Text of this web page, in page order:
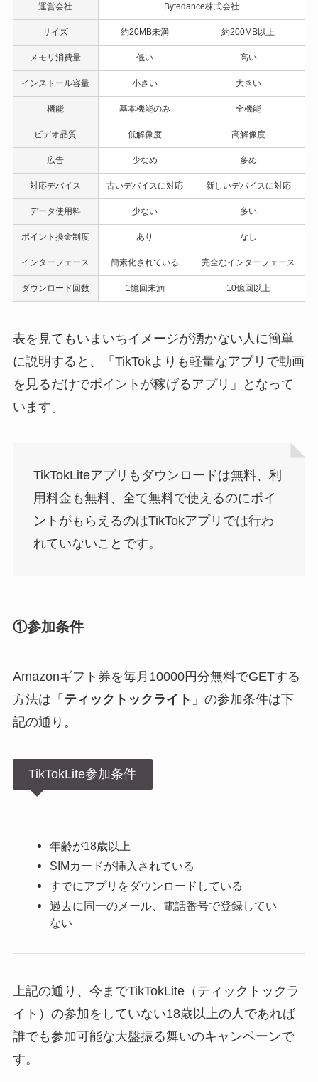
運営会社 Bytedance株式会社
サイズ 約20MB未満 約200MB以上
メモリ消費量 低い 高い
インストール容量 小さい 大きい
機能 基本機能のみ 全機能
ビデオ品質 低解像度 高解像度
広告 少なめ 多め
対応デバイス 古いデバイスに対応 新しいデバイスに対応
データ使用料 少ない 多い
ポイント換金制度 あり なし
インターフェース 簡素化されている 完全なインターフェース
ダウンロード回数 1憶回未満 10億回以上
表を見てもいまいちイメージが湧かない人に簡単
に説明すると、「TikTokよりも軽量なアプリで動画
を見るだけでポイントが稼げるアプリ」となって
います。
TikTokLiteアプリもダウンロードは無料、利
用料金も無料、全て無料で使えるのにポイ
ントがもらえるのはTikTokアプリでは行わ
れていないことです。
①参加条件
Amazonギフト券を毎月10000円分無料でGETする
方法は「 ティックトックライト 」の参加条件は下
記の通り。
TikTokLite参加条件
年齢が18歳以上
SIMカードが挿入されている
すでにアプリをダウンロードしている
過去に同一のメール、電話番号で登録してい
ない
上記の通り、今までTikTokLite（ティックトックラ
イト）の参加をしていない18歳以上の人であれば
誰でも参加可能な大盤振る舞いのキャンペーンで
す。